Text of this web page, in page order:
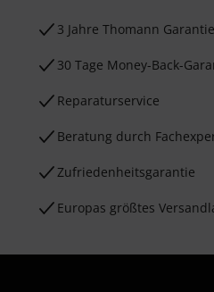
3 Jahre Thomann Garantie
30 Tage Money-Back-
Reparaturservice
Beratung durch
Zufriedenheitsgarantie
Europas größtes